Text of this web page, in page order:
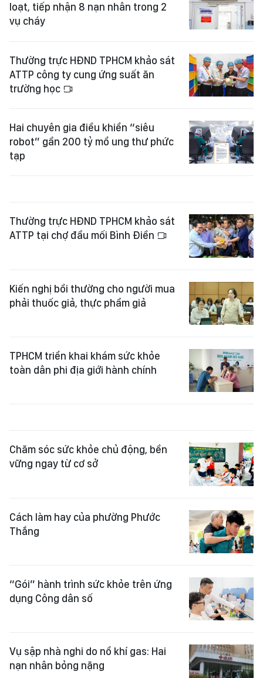
loạt, tiếp nhận 8 nạn nhân trong 2
vụ cháy
Thường trực HĐND TPHCM khảo sát
ATTP công ty cung ứng suất ăn
trường học
Hai chuyên gia điều khiển “siêu
robot” gần 200 tỷ mổ ung thư phức
tạp
Thường trực HĐND TPHCM khảo sát
ATTP tại chợ đầu mối Bình Điền
Kiến nghị bồi thường cho người mua
phải thuốc giả, thực phẩm giả
TPHCM triển khai khám sức khỏe
toàn dân phi địa giới hành chính
Chăm sóc sức khỏe chủ động, bền
vững ngay từ cơ sở
Cách làm hay của phường Phước
Thắng
“Gói” hành trình sức khỏe trên ứng
dụng Công dân số
Vụ sập nhà nghi do nổ khí gas: Hai
nạn nhân bỏng nặng